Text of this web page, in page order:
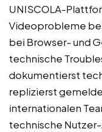
UNISCOLA-
Videoprobleme
bei Browser- und
technische
dokumentierst
replizierst
internationalen
technische